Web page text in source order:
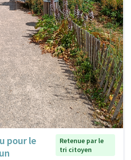
pour le
Retenue par le
tri citoyen